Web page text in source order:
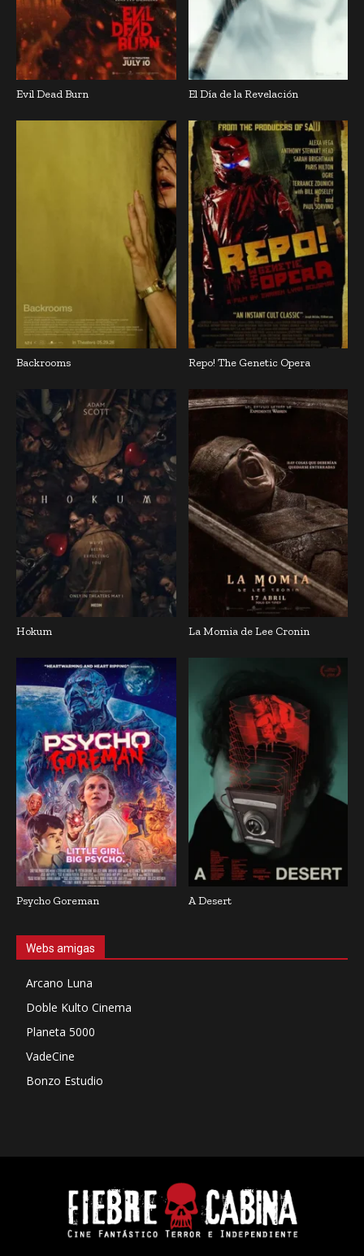
Evil Dead Burn El Día de la Revelación
Backrooms Repo! The Genetic Opera
Hokum La Momia de Lee Cronin
Psycho Goreman A Desert
Webs amigas
Arcano Luna
Doble Kulto Cinema
Planeta 5000
VadeCine
Bonzo Estudio